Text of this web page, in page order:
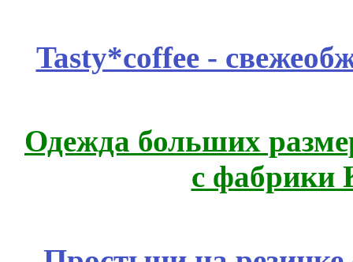
Tasty*coffee -
Одежда больших
с фабрики